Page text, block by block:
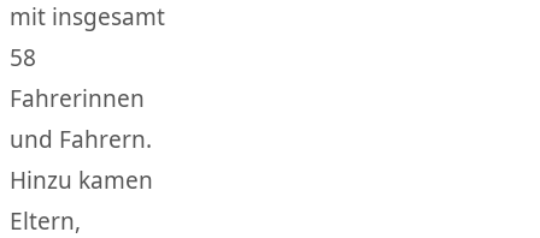
mit insgesamt
58
Fahrerinnen
und Fahrern.
Hinzu kamen
Eltern,